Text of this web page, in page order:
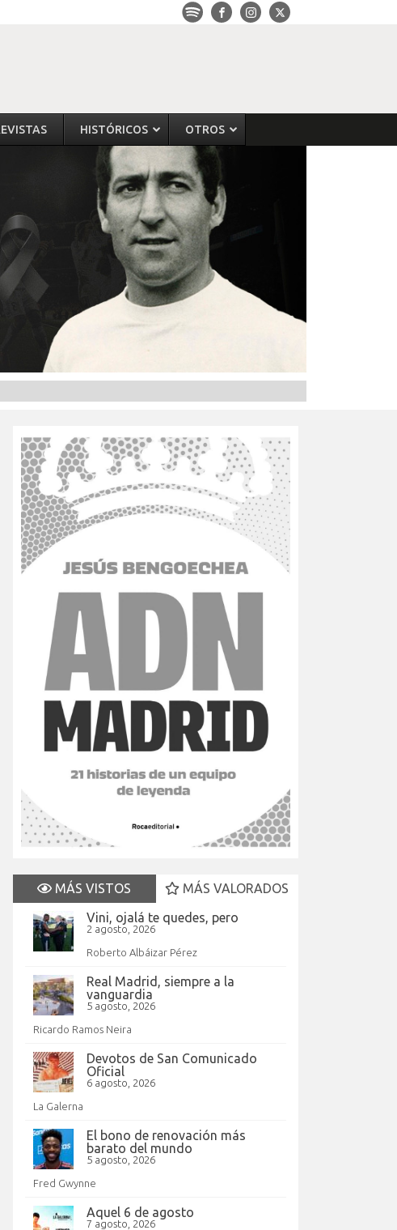
HISTÓRICOS OTROS
MÁS VISTOS
MÁS VALORADOS
Vini, ojalá te quedes, pero
2 agosto, 2026
Roberto Albáizar Pérez
Real Madrid, siempre a la
vanguardia
5 agosto, 2026
Ricardo Ramos Neira
Devotos de San Comunicado
Oficial
6 agosto, 2026
La Galerna
El bono de renovación más
barato del mundo
5 agosto, 2026
Fred Gwynne
Aquel 6 de agosto
7 agosto, 2026